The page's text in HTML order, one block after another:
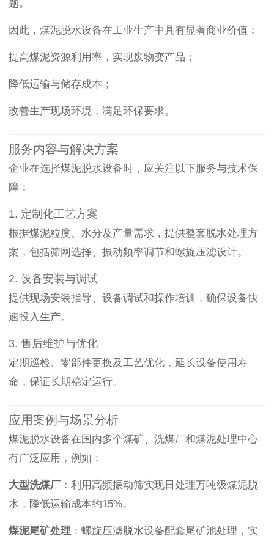
题。
因此，煤泥脱水设备在工业生产中具有显著商业价值：
提高煤泥资源利用率，实现废物变产品；
降低运输与储存成本；
改善生产现场环境，满足环保要求。
服务内容与解决方案
企业在选择煤泥脱水设备时，应关注以下服务与技术保
障：
1. 定制化工艺方案
根据煤泥粒度、水分及产量需求，提供整套脱水处理方
案，包括筛网选择、振动频率调节和螺旋压滤设计。
2. 设备安装与调试
提供现场安装指导、设备调试和操作培训，确保设备快
速投入生产。
3. 售后维护与优化
定期巡检、零部件更换及工艺优化，延长设备使用寿
命，保证长期稳定运行。
应用案例与场景分析
煤泥脱水设备在国内多个煤矿、洗煤厂和煤泥处理中心
有广泛应用，例如：
大型洗煤厂 ：利用高频振动筛实现日处理万吨级煤泥脱
水，降低运输成本约15%。
煤泥尾矿处理 ：螺旋压滤脱水设备配套尾矿池处理，实